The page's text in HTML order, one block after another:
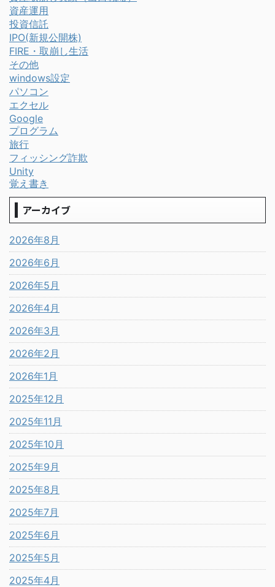
資産運用
投資信託
IPO(新規公開株)
FIRE・取崩し生活
その他
windows設定
パソコン
エクセル
Google
プログラム
旅行
フィッシング詐欺
Unity
覚え書き
アーカイブ
2026年8月
2026年6月
2026年5月
2026年4月
2026年3月
2026年2月
2026年1月
2025年12月
2025年11月
2025年10月
2025年9月
2025年8月
2025年7月
2025年6月
2025年5月
2025年4月